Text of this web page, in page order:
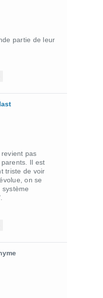
partie de leur
pas
Il est
triste de voir
on se